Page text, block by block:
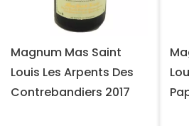
Magnum Mas Saint
Louis Les Arpents Des
Contrebandiers 2017